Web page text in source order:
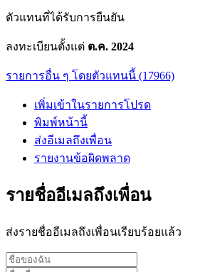
ตัวแทนที่ได้รับการยืนยัน
ลงทะเบียนตั้งแต่ ต.ค. 2024
รายการอื่น ๆ โดยตัวแทนนี้ (17966)
เพิ่มเข้าในรายการโปรด
พิมพ์หน้านี้
ส่งอีเมลถึงเพื่อน
รายงานข้อผิดพลาด
รายชื่ออีเมลถึงเพื่อน
ส่งรายชื่ออีเมลถึงเพื่อนเรียบร้อยแล้ว